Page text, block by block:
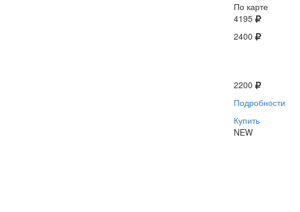
По карте
4195
2400
2200
Подробности
Купить
NEW